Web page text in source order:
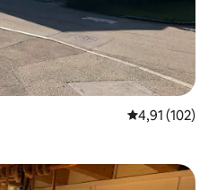
Scor mediu
4,91 (102)